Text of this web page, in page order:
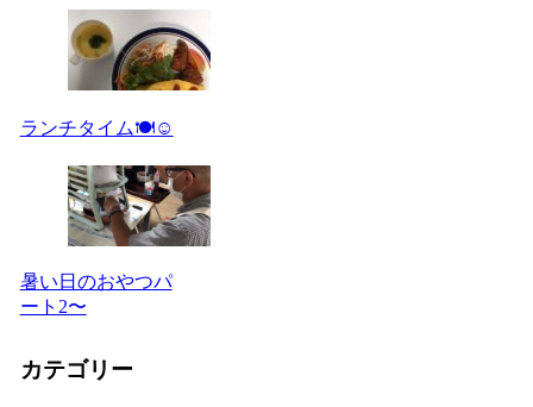
ランチタイム🍽☺️
暑い日のおやつパ
ート2〜
カテゴリー